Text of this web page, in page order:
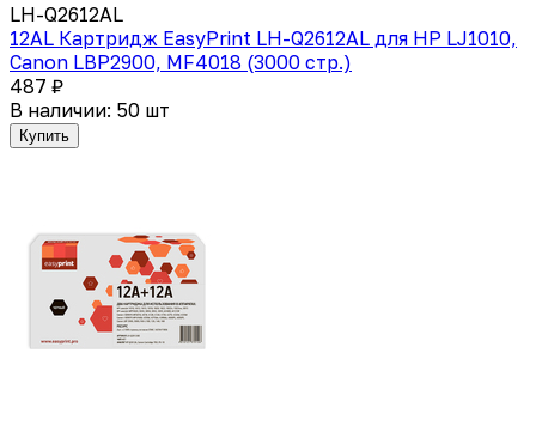
LH-Q2612AL
12AL Картридж EasyPrint LH-Q2612AL для HP LJ1010,
Canon LBP2900, MF4018 (3000 стр.)
487 ₽
В наличии: 50 шт
Купить